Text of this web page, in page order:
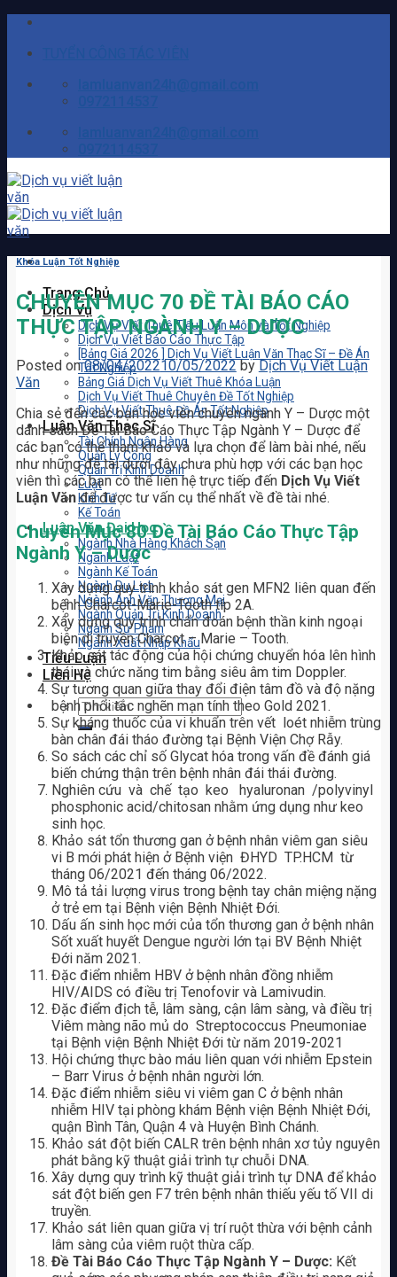
Skip
content
Trang Chủ
Dịch Vụ
Dịch Vụ Viết Thuê Tiểu Luận Môn và Tốt Nghiệp
Dịch Vụ Viết Báo Cáo Thực Tập
[Bảng Giá 2026 ] Dịch Vụ Viết Luận Văn Thạc Sĩ – Đề Án
Tốt Nghiệp
Bảng Giá Dịch Vụ Viết Thuê Khóa Luận
Dịch Vụ Viết Thuê Chuyên Đề Tốt Nghiệp
Dịch Vụ Viết Thuê Đồ Án Tốt Nghiệp
Luận Văn Thạc Sĩ
Tài Chính Ngân Hàng
Quản Lý Công
Quản Trị Kinh Doanh
Luật
Kinh Tế
Kế Toán
Luận Văn Đại Học
Ngành Nhà Hàng Khách Sạn
Ngành Luật
Ngành Kế Toán
Ngành Du Lịch
Ngành Anh Văn Thương Mại
Ngành Quản Trị Kinh Doanh
Ngành Sư Phạm
Ngành Xuất Nhập Khẩu
Tiểu Luận
Liên Hệ
Khóa Luận Tốt Nghiệp
CHUYÊN MỤC 70 ĐỀ TÀI BÁO CÁO
THỰC TẬP NGÀNH Y – DƯỢC
Posted on08/04/202210/05/2022byDịch Vụ Viết Luận
Văn
Chia sẻ đến các bạn học viên chuyên ngành Y – Dược một
danh sách Đề Tài Báo Cáo Thực Tập Ngành Y – Dược để
các bạn có thể tham khảo và lựa chọn để làm bài nhé, nếu
như những đề tài dưới đây chưa phù hợp với các bạn học
viên thì các bạn có thể liên hệ trực tiếp đến Dịch Vụ Viết
Luận Vănđể được tư vấn cụ thể nhất về đề tài nhé.
Chuyên Mục 80 Đề Tài Báo Cáo Thực Tập
Ngành Y – Dược
Xây dựng quy trình khảo sát gen MFN2 liên quan đến
bệnh Charcot-Marie-Tooth típ 2A.
Xây dựng quy trình chẩn đoán bệnh thần kinh ngoại
biên di truyền Charcot – Marie – Tooth.
Khảo sát tác động của hội chứng chuyển hóa lên hình
thái và chức năng tim bằng siêu âm tim Doppler.
Sự tương quan giữa thay đổi điện tâm đồ và độ nặng
bệnh phổi tắc nghẽn mạn tính theo Gold 2021.
Sự kháng thuốc của vi khuẩn trên vết loét nhiễm trùng
bàn chân đái tháo đường tại Bệnh Viện Chợ Rẫy.
So sách các chỉ số Glycat hóa trong vấn đề đánh giá
biến chứng thận trên bệnh nhân đái thái đường.
Nghiên cứu và chế tạo keo hyaluronan /polyvinyl
phosphonic acid/chitosan nhằm ứng dụng như keo
sinh học.
Khảo sát tổn thương gan ở bệnh nhân viêm gan siêu
vi B mới phát hiện ở Bệnh viện ĐHYD TP.HCM từ
tháng 06/2021 đến tháng 06/2022.
Mô tả tải lượng virus trong bệnh tay chân miệng nặng
ở trẻ em tại Bệnh viện Bệnh Nhiệt Đới.
Dấu ấn sinh học mới của tổn thương gan ở bệnh nhân
Sốt xuất huyết Dengue người lớn tại BV Bệnh Nhiệt
Đới năm 2021.
Đặc điểm nhiễm HBV ở bệnh nhân đồng nhiễm
HIV/AIDS có điều trị Tenofovir và Lamivudin.
Đặc điểm địch tễ, lâm sàng, cận lâm sàng, và điều trị
Viêm màng não mủ do Streptococcus Pneumoniae
tại Bệnh viện Bệnh Nhiệt Đới từ năm 2019-2021
Hội chứng thực bào máu liên quan với nhiễm Epstein
– Barr Virus ở bệnh nhân người lớn.
Đặc điểm nhiễm siêu vi viêm gan C ở bệnh nhân
nhiễm HIV tại phòng khám Bệnh viện Bệnh Nhiệt Đới,
quận Bình Tân, Quận 4 và Huyện Bình Chánh.
Khảo sát đột biến CALR trên bệnh nhân xơ tủy nguyên
phát bằng kỹ thuật giải trình tự chuỗi DNA.
Xây dựng quy trình kỹ thuật giải trình tự DNA để khảo
sát đột biến gen F7 trên bệnh nhân thiếu yếu tố VII di
truyền.
Khảo sát liên quan giữa vị trí ruột thừa với bệnh cảnh
lâm sàng của viêm ruột thừa cấp.
Đề Tài Báo Cáo Thực Tập Ngành Y – Dược: Kết